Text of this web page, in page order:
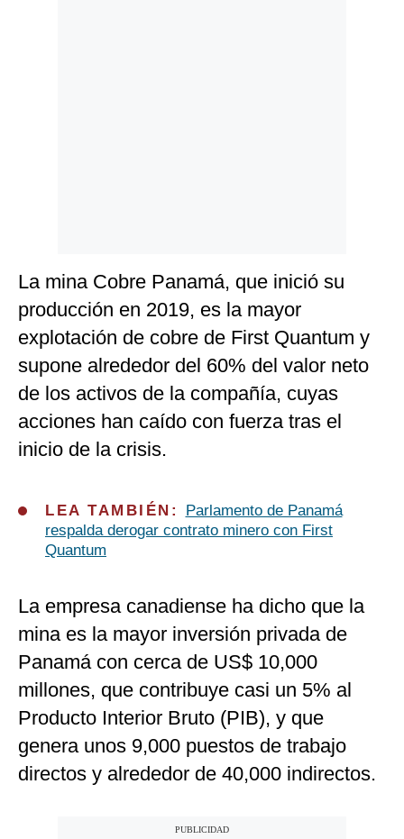
La mina Cobre Panamá, que inició su
producción en 2019, es la mayor
explotación de cobre de First Quantum y
supone alrededor del 60% del valor neto
de los activos de la compañía, cuyas
acciones han caído con fuerza tras el
inicio de la crisis.
LEA TAMBIÉN:
Parlamento de Panamá
respalda derogar contrato minero con First
Quantum
La empresa canadiense ha dicho que la
mina es la mayor inversión privada de
Panamá con cerca de US$ 10,000
millones, que contribuye casi un 5% al
Producto Interior Bruto (PIB), y que
genera unos 9,000 puestos de trabajo
directos y alrededor de 40,000 indirectos.